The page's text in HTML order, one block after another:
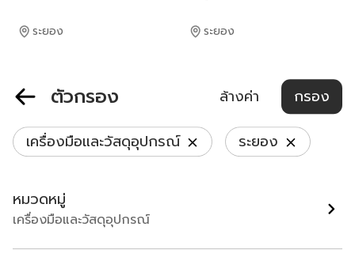
ระยอง ระยอง
หน้า 1
ตัวกรอง ล้างค่า กรอง
เครื่องมือและวัสดุอุปกรณ์ ระยอง
หมวดหมู่
เครื่องมือและวัสดุอุปกรณ์นโยบายความเป็นส่วนตัว